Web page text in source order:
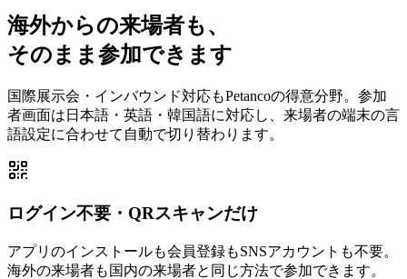
海外からの来場者も、
そのまま参加できます
国際展示会・インバウンド対応もPetancoの得意分野。参加
者画面は日本語・英語・韓国語に対応し、来場者の端末の言
語設定に合わせて自動で切り替わります。
ログイン不要・QRスキャンだけ
アプリのインストールも会員登録もSNSアカウントも不要。
海外の来場者も国内の来場者と同じ方法で参加できます。